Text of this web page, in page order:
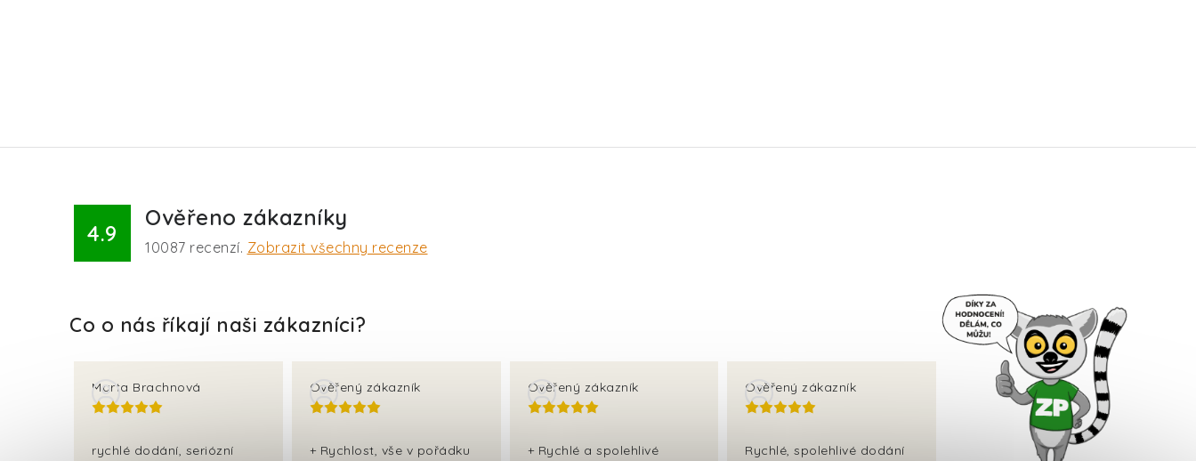
4.9
Ověřeno zákazníky
10087 recenzí. Zobrazit všechny recenze
Marta Brachnová
rychlé dodání, seriózní
Ověřený zákazník
+ Rychlost, vše v pořádku
Ověřený zákazník
+ Rychlé a spolehlivé
Ověřený zákazník
Rychlé, spolehlivé dodání